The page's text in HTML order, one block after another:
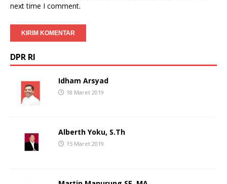
next time I comment.
DPR RI
Idham Arsyad
18 Maret 2019
Alberth Yoku, S.Th
15 Maret 2019